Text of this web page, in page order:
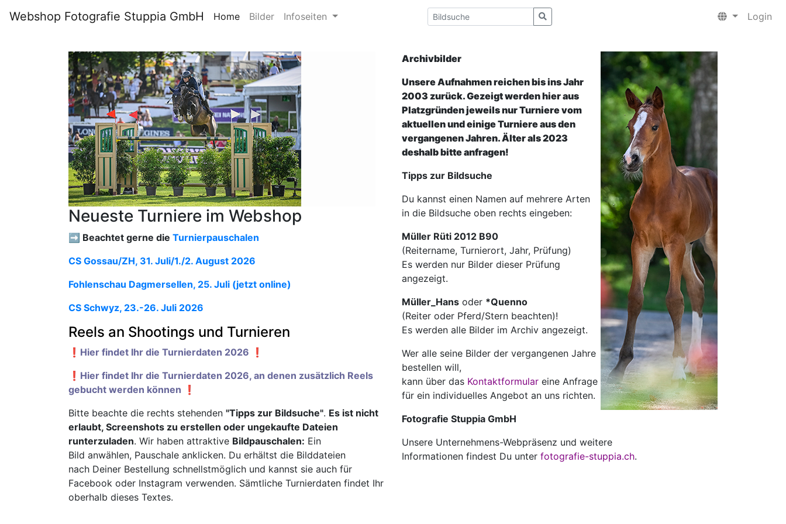
Webshop Fotografie Stuppia GmbH Home Bilder Infoseiten Login
Neueste Turniere im Webshop
➡️ Beachtet gerne die Turnierpauschalen
CS Gossau/ZH, 31. Juli/1./2. August 2026
Fohlenschau Dagmersellen, 25. Juli (jetzt online)
CS Schwyz, 23.-26. Juli 2026
Reels an Shootings und Turnieren
❗️Hier findet Ihr die Turnierdaten 2026 ❗️
❗️Hier findet Ihr die Turnierdaten 2026, an denen zusätzlich Reels
gebucht werden können ❗️
Bitte beachte die rechts stehenden "Tipps zur Bildsuche". Es ist nicht
erlaubt, Screenshots zu erstellen oder ungekaufte Dateien
runterzuladen. Wir haben attraktive Bildpauschalen: Ein
Bild anwählen, Pauschale anklicken. Du erhältst die Bilddateien
nach Deiner Bestellung schnellstmöglich und kannst sie auch für
Facebook oder Instagram verwenden. Sämtliche Turnierdaten findet Ihr
oberhalb dieses Textes.
Archivbilder
Unsere Aufnahmen reichen bis ins Jahr
2003 zurück. Gezeigt werden hier aus
Platzgründen jeweils nur Turniere vom
aktuellen und einige Turniere aus den
vergangenen Jahren. Älter als 2023
deshalb bitte anfragen!
Tipps zur Bildsuche
Du kannst einen Namen auf mehrere Arten
in die Bildsuche oben rechts eingeben:
Müller Rüti 2012 B90
(Reitername, Turnierort, Jahr, Prüfung)
Es werden nur Bilder dieser Prüfung
angezeigt.
Müller_Hans oder *Quenno
(Reiter oder Pferd/Stern beachten)!
Es werden alle Bilder im Archiv angezeigt.
Wer alle seine Bilder der vergangenen Jahre
bestellen will,
kann über das Kontaktformular eine Anfrage
für ein individuelles Angebot an uns richten.
Fotografie Stuppia GmbH
Unsere Unternehmens-Webpräsenz und weitere
Informationen findest Du unter fotografie-stuppia.ch.